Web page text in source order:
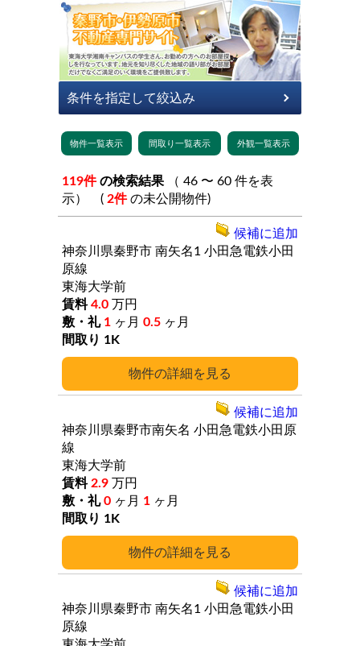
119件 の検索結果
示） ( 2件 の未公開物件)
詳細
神奈川県秦野市 南矢名1 小田急電鉄小田
原線
東海大学前
4.0 万円
1 ヶ月 0.5 ヶ月
1K
候補に追加
詳細
神奈川県秦野市南矢名 小田急電鉄小田原
線
東海大学前
2.9 万円
0 ヶ月 1 ヶ月
1K
候補に追加
神奈川県秦野市 南矢名1 小田急電鉄小田
原線
候補に追加